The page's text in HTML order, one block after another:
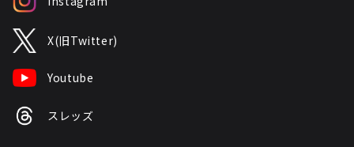
X(旧Twitter)
Youtube
スレッズ